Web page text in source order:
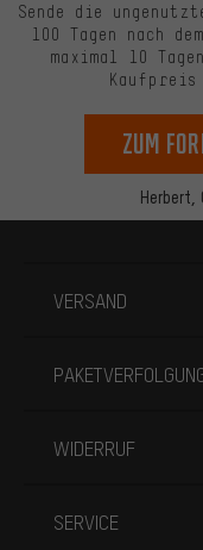
Herbert,
Sende die
100 Tagen nach
maximal 10
zum
VERSAND
WIDERRUF
SERVICE